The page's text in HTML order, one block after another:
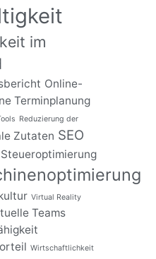
im
Online-
Terminplanung
Reduzierung der
Zutaten SEO
Steueroptimierung
Virtual Reality
Teams
Wirtschaftlichkeit